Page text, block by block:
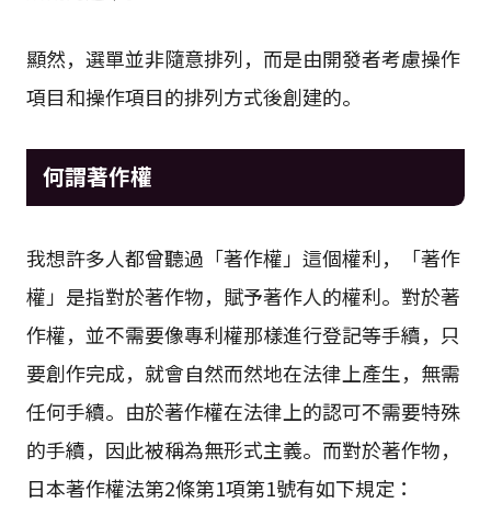
顯然，選單並非隨意排列，而是由開發者考慮操作
項目和操作項目的排列方式後創建的。
何謂著作權
我想許多人都曾聽過「著作權」這個權利，「著作
權」是指對於著作物，賦予著作人的權利。對於著
作權，並不需要像專利權那樣進行登記等手續，只
要創作完成，就會自然而然地在法律上產生，無需
任何手續。由於著作權在法律上的認可不需要特殊
的手續，因此被稱為無形式主義。而對於著作物，
日本著作權法第2條第1項第1號有如下規定：